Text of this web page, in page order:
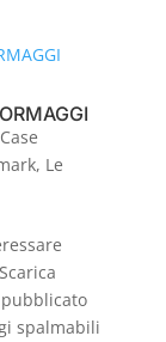
, Le
pubblicato
spalmabili